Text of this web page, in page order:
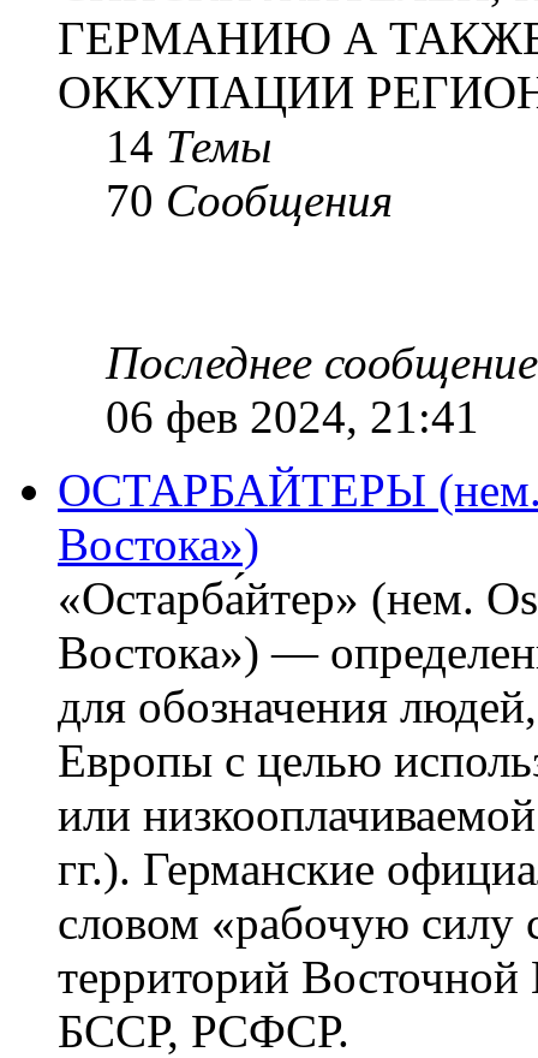
ГЕРМАНИЮ А
ОККУПАЦИИ
14 Темы
70 Сообщения
Последнее сообщение
06 фев 2024, 21:41
ОСТАРБАЙТЕРЫ (нем.
Востока»)
«Остарба́йтер» (нем.
Востока») —
для обозначения
Европы с целью
или
гг.). Германские
словом «рабочую силу
территорий
БССР, РСФСР.